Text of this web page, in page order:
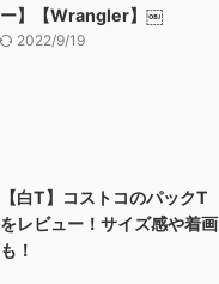
ー】【Wrangler】￼
2022/9/19
【白T】コストコのパックT
をレビュー！サイズ感や着画
も！